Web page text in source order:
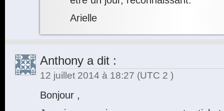
Arielle
Anthony a dit :
12 juillet 2014 à 18:27 (UTC 2 )
Bonjour ,